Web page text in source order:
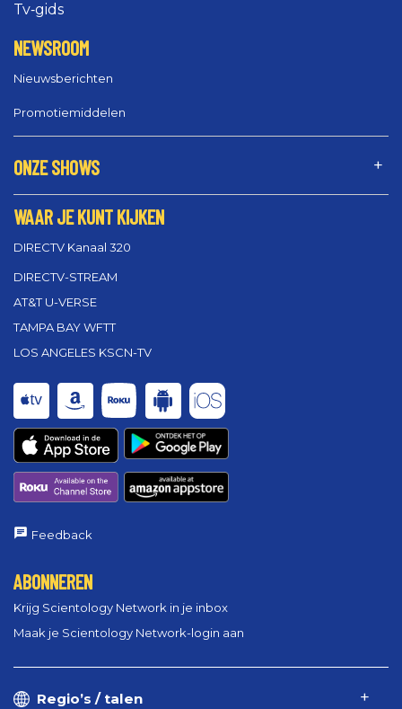
Tv‑gids
NEWSROOM
Nieuwsberichten
Promotiemiddelen
ONZE SHOWS
WAAR JE KUNT KIJKEN
DIRECTV Kanaal 320
DIRECTV-STREAM
AT&T U-VERSE
TAMPA BAY WFTT
LOS ANGELES KSCN-TV
Feedback
ABONNEREN
Krijg Scientology Network in je inbox
Maak je Scientology Network-login aan
Regio’s / talen